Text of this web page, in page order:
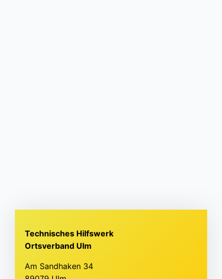
Technisches Hilfswerk
Ortsverband Ulm
Am Sandhaken 34